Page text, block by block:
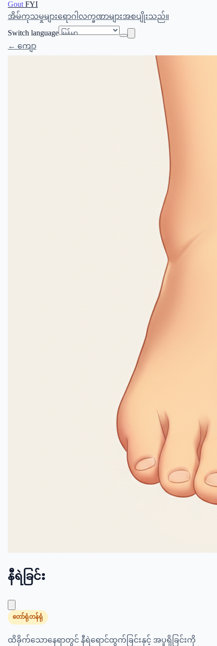
Gout FYI
အိမ်ကုသမှုများရောဂါလက္ခဏာများအစပျိုးသည်။
Switch language
← ကျော
နီရဲခြင်း
တော်ရုံတန်ရုံ
ထိခိုက်သောနေရာတွင် နီရဲရောင်ထွက်ခြင်းနှင့် အပူရှိခြင်းကို